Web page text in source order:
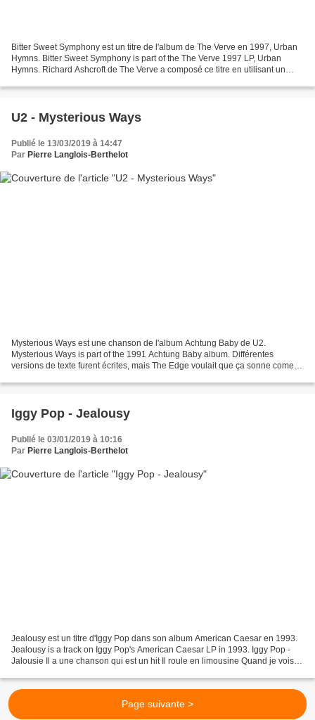
Bitter Sweet Symphony est un titre de l'album de The Verve en 1997, Urban
Hymns. Bitter Sweet Symphony is part of the The Verve 1997 LP, Urban
Hymns. Richard Ashcroft de The Verve a composé ce titre en utilisant un
U2 - Mysterious Ways
Publié le 13/03/2019 à 14:47
Par Pierre Langlois-Berthelot
Mysterious Ways est une chanson de l'album Achtung Baby de U2.
Mysterious Ways is part of the 1991 Achtung Baby album. Différentes
versions de texte furent écrites, mais The Edge voulait que ça sonne come
Iggy Pop - Jealousy
Publié le 03/01/2019 à 10:16
Par Pierre Langlois-Berthelot
Jealousy est un titre d'Iggy Pop dans son album American Caesar en 1993.
Jealousy is a track on Iggy Pop's American Caesar LP in 1993. Iggy Pop -
Jalousie Il a une chanson qui est un hit Il roule en limousine Quand je vois
Page suivante >